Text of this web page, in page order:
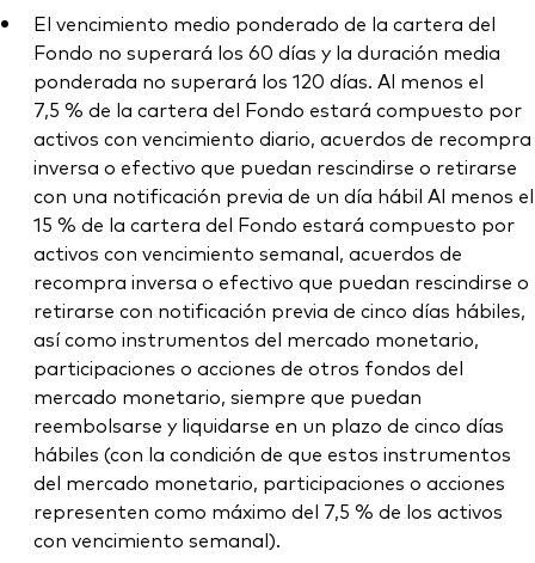
El vencimiento medio ponderado de la cartera del
Fondo no superará los 60 días y la duración media
ponderada no superará los 120 días. Al menos el
7,5 % de la cartera del Fondo estará compuesto por
activos con vencimiento diario, acuerdos de recompra
inversa o efectivo que puedan rescindirse o retirarse
con una notificación previa de un día hábil Al menos el
15 % de la cartera del Fondo estará compuesto por
activos con vencimiento semanal, acuerdos de
recompra inversa o efectivo que puedan rescindirse o
retirarse con notificación previa de cinco días hábiles,
así como instrumentos del mercado monetario,
participaciones o acciones de otros fondos del
mercado monetario, siempre que puedan
reembolsarse y liquidarse en un plazo de cinco días
hábiles (con la condición de que estos instrumentos
del mercado monetario, participaciones o acciones
representen como máximo del 7,5 % de los activos
con vencimiento semanal).